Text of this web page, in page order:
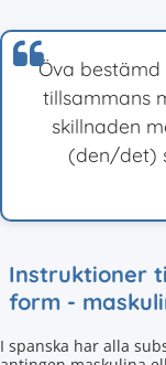
Öva
tillsammans
skillnaden
(den/det)
Instruktioner
form -
I spanska har alla